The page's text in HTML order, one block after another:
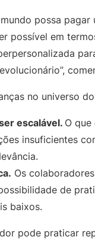
possa
possível em
no universo
escalável. O
insuficientes
Os
de
baixos.
pode praticar